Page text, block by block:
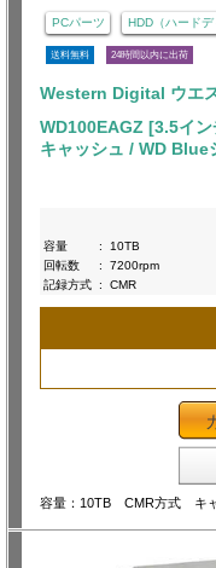
PCパーツ HDD（ハードデ
送料無料 24時間以内に出荷
Western Digital ウエ
WD100EAGZ [3.5イ
キャッシュ / WD Blue
容量
:
10TB
回転数
:
7200rpm
記録方式 : CMR
容量：10TB CMR方式 キ